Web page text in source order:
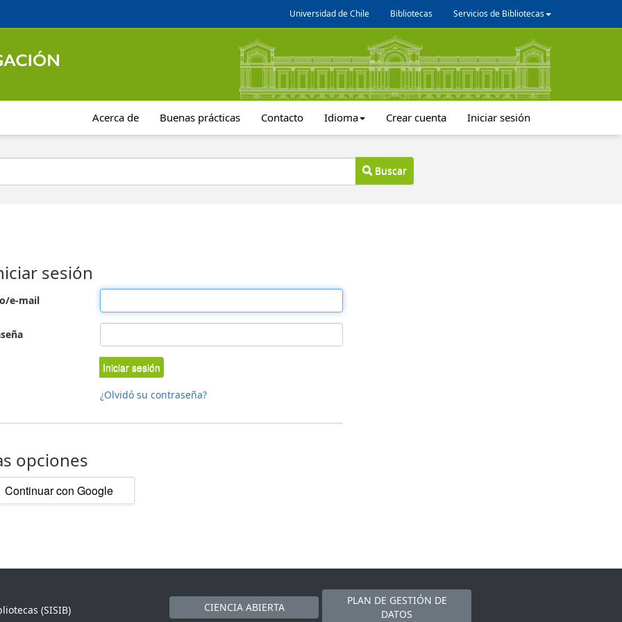
Universidad de Chile Bibliotecas Servicios de Bibliotecas
Acerca de Buenas prácticas Contacto Idioma Crear cuenta Iniciar sesión
Buscar
sesión
e-mail
Iniciar sesión
¿Olvidó su contraseña?
opciones
Continuar con Google
(SISIB)
CIENCIA ABIERTA
PLAN DE GESTIÓN DE
DATOS